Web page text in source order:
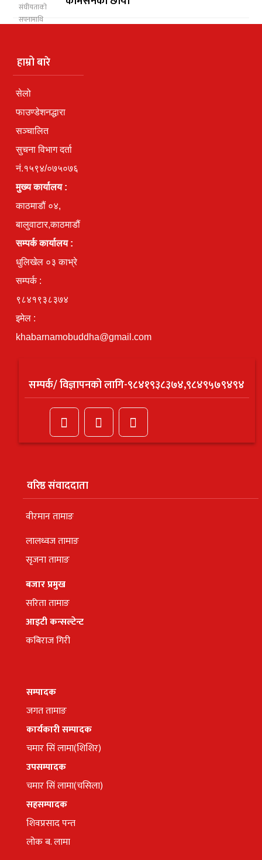
हाम्रो बारे
सेलो
फाउण्डेशनद्धारा
सञ्चालित
सुचना विभाग दर्ता
नं.१५९४/०७५०७६
मुख्य कार्यालय :
काठमाडौं ०४,
बालुवाटार,काठमाडौं
सम्पर्क कार्यालय :
धुलिखेल ०३ काभ्रे
सम्पर्क :
९८४१९३८३७४
इमेल :
khabarnamobuddha@gmail.com
सम्पर्क/ विज्ञापनको लागि-९८४१९३८३७४,९८४९५७९४९४
वरिष्ठ संवाददाता
वीरमान तामाङ
लालध्वज तामाङ
सृजना तामाङ
बजार प्रमुख
सरिता तामाङ
आइटी कन्सल्टेन्ट
कबिराज गिरी
सम्पादक
जगत तामाङ
कार्यकारी सम्पादक
चमार सिं लामा(शिशिर)
उपसम्पादक
चमार सिं लामा(चसिला)
सहसम्पादक
शिवप्रसाद पन्त
लोक ब. लामा